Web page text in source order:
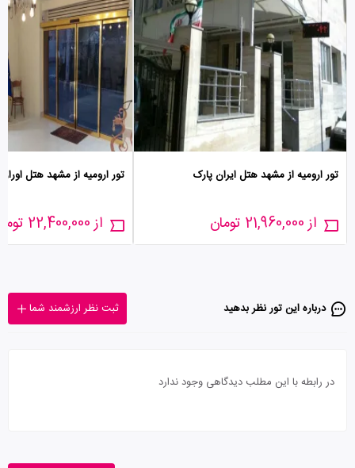
تور ارومیه از مشهد هتل ایران پارک
از 21,960,000 تومان
تور ارومیه از مشهد هتل
از 22,400,000 تومان
درباره این تور‌ نظر بدهید ثبت نظر ارزشمند شما
در رابطه با این مطلب دیدگاهی وجود ندارد